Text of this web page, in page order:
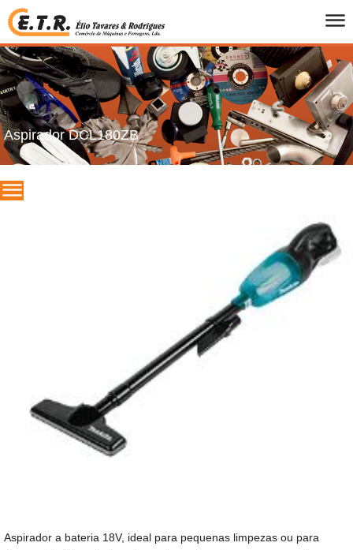
INICIO
QUEM SOMOS
PRODUTOS
FOLHETOS
PROMOCOES
CONTACTOS
Aspirador DCL180ZB
Aspirador a bateria 18V, ideal para pequenas limpezas ou para